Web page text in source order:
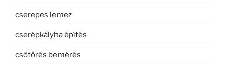
cserepes lemez
cserépkályha építés
csőtörés bemérés